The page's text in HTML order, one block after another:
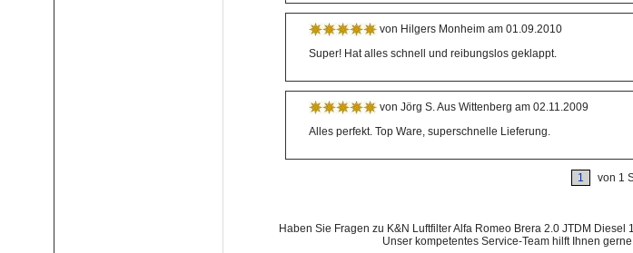
von Hilgers Monheim am 01.09.2010
Super! Hat alles schnell und reibungslos geklappt.
von Jörg S. Aus Wittenberg am 02.11.2009
Alles perfekt. Top Ware, superschnelle Lieferung.
1 von 1
Haben Sie Fragen zu K&N Luftfilter Alfa Romeo Brera 2.0 JTDM
Unser kompetentes Service-Team hilft Ihnen